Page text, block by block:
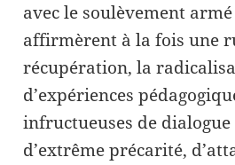
avec le soulèvement
affirmèrent à la fois une
récupération, la
d’expériences
infructueuses de
d’extrême précarité,